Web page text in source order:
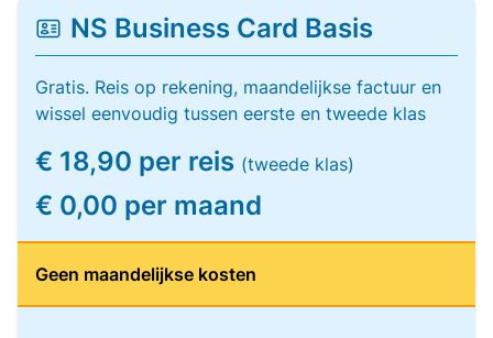
NS Business Card Basis
Gratis. Reis op rekening, maandelijkse factuur en
wissel eenvoudig tussen eerste en tweede klas
€ 18,90 per reis (tweede klas)
€ 0,00 per maand
Geen maandelijkse kosten